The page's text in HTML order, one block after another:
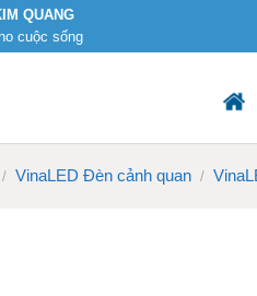
QUANG
cuộc sống
/ VinaLED Đèn cảnh quan /